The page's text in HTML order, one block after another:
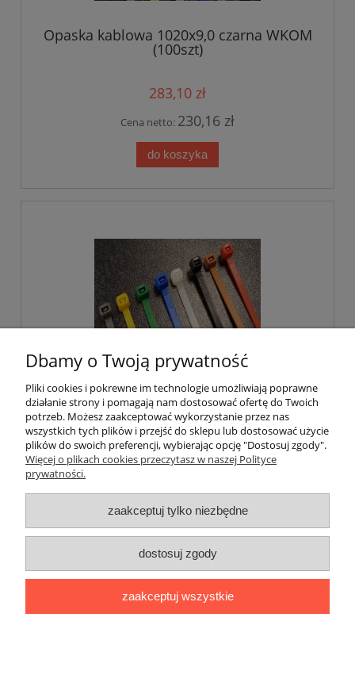
Opaska kablowa 1020x9,0 czarna WKOM
(100szt)
283,10 zł
Cena netto: 230,16 zł
do koszyka
Opaska kablowa 1020x9,0 naturalna
WKOM (100szt)
Cena netto:230,16 zł
do koszyka
Dbamy o Twoją prywatność
Pliki cookies i pokrewne im technologie umożliwiają poprawne
działanie strony i pomagają nam dostosować ofertę do Twoich
potrzeb. Możesz zaakceptować wykorzystanie przez nas
wszystkich tych plików i przejść do sklepu lub dostosować użycie
plików do swoich preferencji, wybierając opcję "Dostosuj zgody".
Więcej o plikach cookies przeczytasz w naszej Polityce
prywatności.
zaakceptuj tylko niezbędne
dostosuj zgody
zaakceptuj wszystkie